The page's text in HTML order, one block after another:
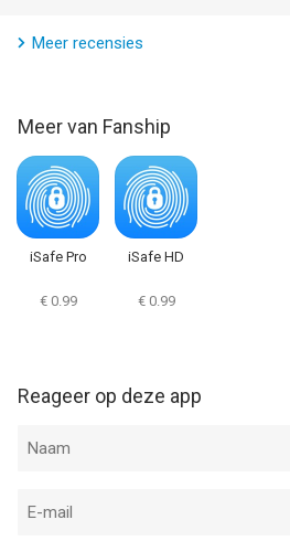
iSafePlay van Fanship is een app voor
Informatie voor iSafePlayis het laatst
01:36.
Meer recensies
Meer van Fanship
iSafe Pro
€ 0.99
iSafe HD
€ 0.99
Reageer op deze app